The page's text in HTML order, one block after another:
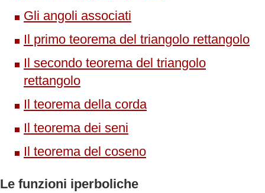
Gli angoli associati
Il primo teorema del triangolo rettangolo
Il secondo teorema del triangolo
rettangolo
Il teorema della corda
Il teorema dei seni
Il teorema del coseno
Le funzioni iperboliche